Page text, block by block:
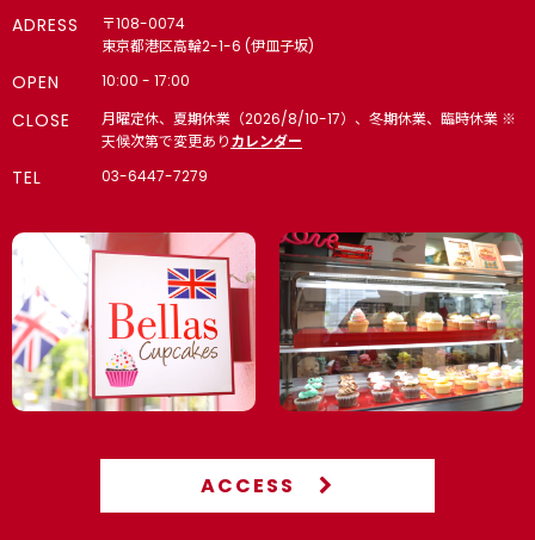
ADRESS
〒108-0074
東京都港区高輪2-1-6 (伊皿子坂)
OPEN 10:00 - 17:00
CLOSE
月曜定休、夏期休業（2026/8/10-17）、冬期休業、臨時休業 ※
天候次第で変更ありカレンダー
TEL 03-6447-7279
ACCESS